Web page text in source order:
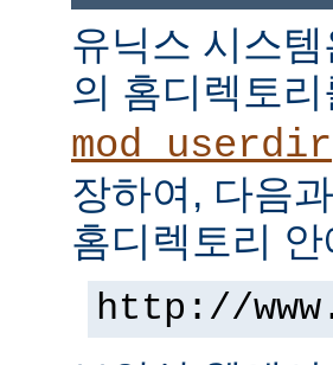
유닉스 시스
의 홈디렉토리
mod_userdir
장하여, 다음
홈디렉토리
http://